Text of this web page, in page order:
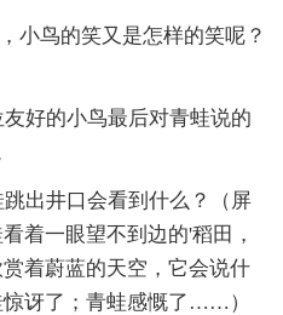
鸟的笑又是怎样的笑呢？
好的小鸟最后对青蛙说的
出井口会看到什么？（屏
着一眼望不到边的'稻田，
着蔚蓝的天空，它会说什
讶了；青蛙感慨了……）